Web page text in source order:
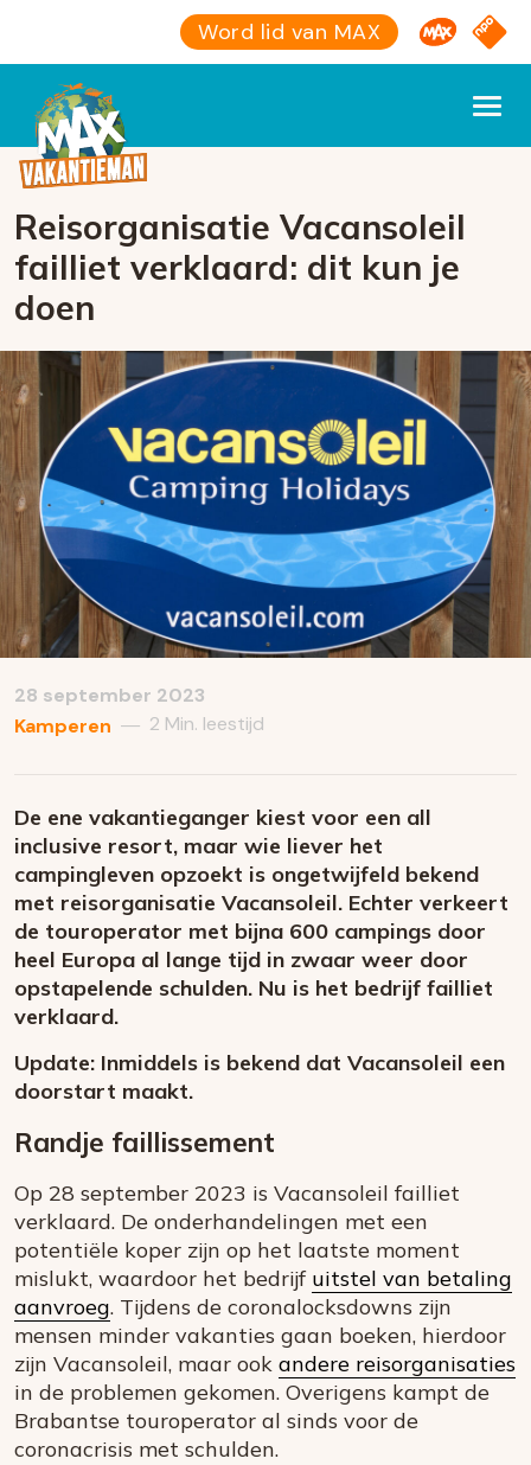
Word lid van MAX Omroep
NPO
Reisorganisatie Vacansoleil
failliet verklaard: dit kun je
doen
28 september 2023
Kamperen — 2 Min. leestijd
De ene vakantieganger kiest voor een all
inclusive resort, maar wie liever het
campingleven opzoekt is ongetwijfeld bekend
met reisorganisatie Vacansoleil. Echter verkeert
de touroperator met bijna 600 campings door
heel Europa al lange tijd in zwaar weer door
opstapelende schulden. Nu is het bedrijf failliet
verklaard.
Update: Inmiddels is bekend dat Vacansoleil een
doorstart maakt.
Randje faillissement
Op 28 september 2023 is Vacansoleil failliet
verklaard. De onderhandelingen met een
potentiële koper zijn op het laatste moment
mislukt, waardoor het bedrijf uitstel van betaling
aanvroeg. Tijdens de coronalocksdowns zijn
mensen minder vakanties gaan boeken, hierdoor
zijn Vacansoleil, maar ook andere reisorganisaties
in de problemen gekomen. Overigens kampt de
Brabantse touroperator al sinds voor de
coronacrisis met schulden.